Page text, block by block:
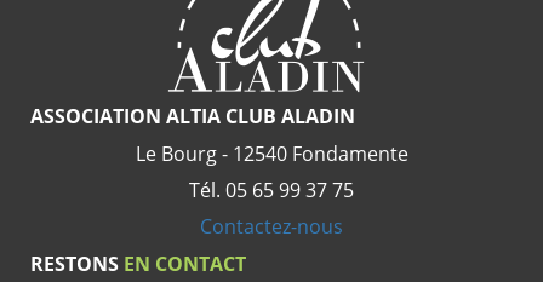
ASSOCIATION ALTIA CLUB ALADIN
Le Bourg - 12540 Fondamente
Tél. 05 65 99 37 75
Contactez-nous
RESTONS EN CONTACT